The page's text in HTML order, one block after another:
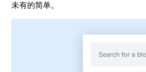
未有的简单。